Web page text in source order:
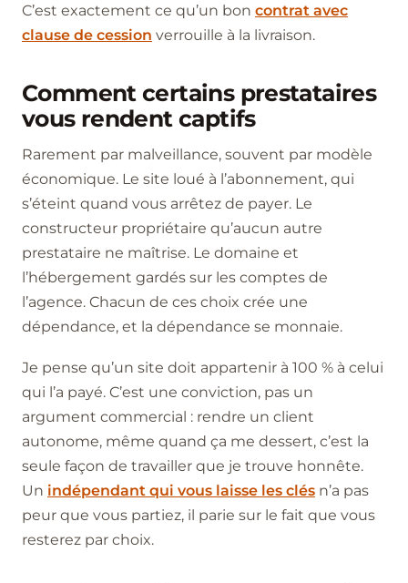
C’est exactement ce qu’un bon contrat avec
clause de cession verrouille à la livraison.
Comment certains prestataires
vous rendent captifs
Rarement par malveillance, souvent par modèle
économique. Le site loué à l’abonnement, qui
s’éteint quand vous arrêtez de payer. Le
constructeur propriétaire qu’aucun autre
prestataire ne maîtrise. Le domaine et
l’hébergement gardés sur les comptes de
l’agence. Chacun de ces choix crée une
dépendance, et la dépendance se monnaie.
Je pense qu’un site doit appartenir à 100 % à celui
qui l’a payé. C’est une conviction, pas un
argument commercial : rendre un client
autonome, même quand ça me dessert, c’est la
seule façon de travailler que je trouve honnête.
Un indépendant qui vous laisse les clés n’a pas
peur que vous partiez, il parie sur le fait que vous
resterez par choix.